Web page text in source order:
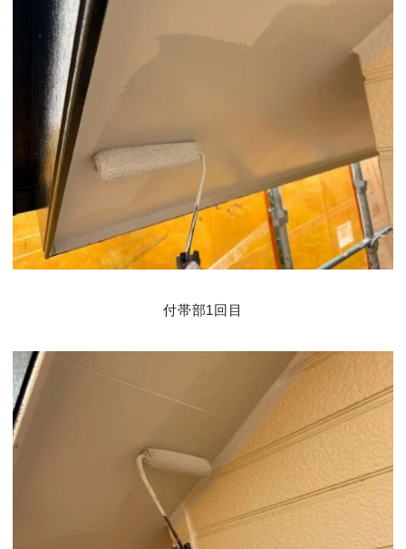
付帯部1回目